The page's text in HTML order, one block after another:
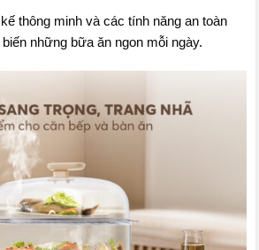
thông minh và các tính năng an toàn
những bữa ăn ngon mỗi ngày.